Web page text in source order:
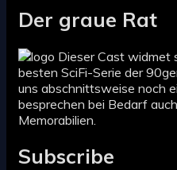
Der graue Rat
Dieser Cast widmet
besten SciFi-Serie der
uns abschnittsweise noch
besprechen bei Bedarf
Memorabilien.
Subscribe